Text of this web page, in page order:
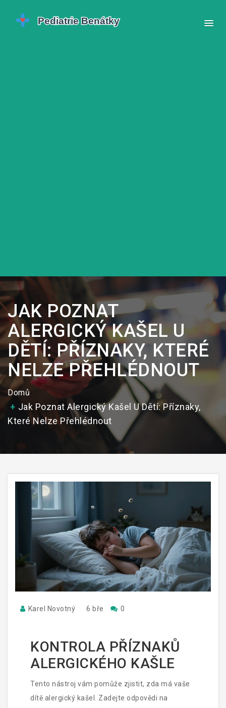
JAK POZNAT
ALERGICKÝ KAŠEL U
DĚTÍ: PŘÍZNAKY, KTERÉ
NELZE PŘEHLÉDNOUT
Domů
Jak Poznat Alergický Kašel U Dětí: Příznaky,
Které Nelze Přehlédnout
Karel Novotný 6 bře 0
KONTROLA PŘÍZNAKŮ
ALERGICKÉHO KAŠLE
Tento nástroj vám pomůže zjistit, zda má vaše
dítě alergický kašel. Zadejte odpovědi na